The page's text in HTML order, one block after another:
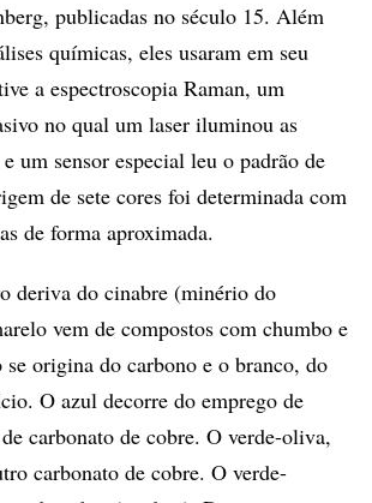
publicadas no século 15. Além
químicas, eles usaram em seu
a espectroscopia Raman, um
no qual um laser iluminou as
um sensor especial leu o padrão de
de sete cores foi determinada com
de forma aproximada.
deriva do cinabre (minério do
vem de compostos com chumbo e
se origina do carbono e o branco, do
O azul decorre do emprego de
carbonato de cobre. O verde-oliva,
carbonato de cobre. O verde-